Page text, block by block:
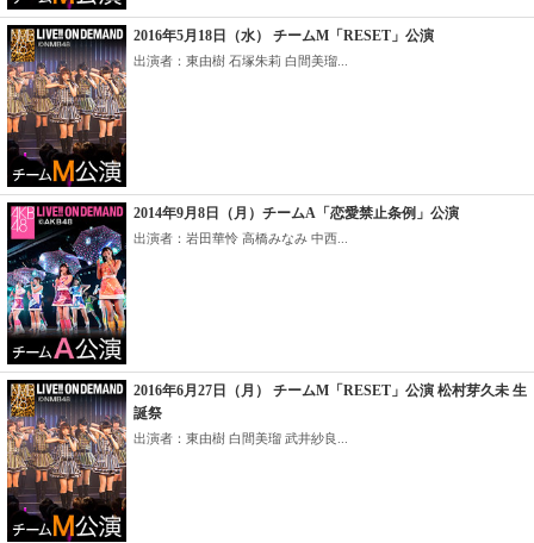
2016年5月18日（水） チームM「RESET」公演
出演者：東由樹 石塚朱莉 白間美瑠...
2014年9月8日（月）チームA「恋愛禁止条例」公演
出演者：岩田華怜 高橋みなみ 中西...
2016年6月27日（月） チームM「RESET」公演 松村芽久未 生
誕祭
出演者：東由樹 白間美瑠 武井紗良...